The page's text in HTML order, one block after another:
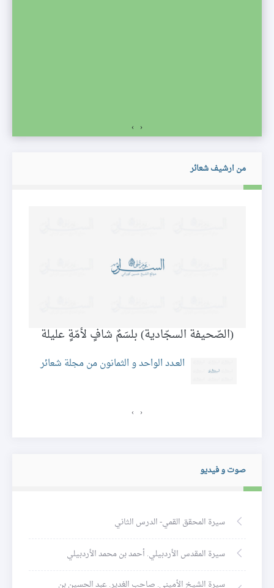
‹
›
من ارشيف شعائر
(الصّحيفة السجّادية) بلسَمٌ شافٍ لأمّةٍ عليلة
العـدد الواحد و الثمانون من مجلة شعائر
‹
›
صوت و فيديو
سيرة المحقق القمي- الدرس الثاني
سيرة المقدس الأردبيلي. أحمد بن محمد الأردبيلي
سيرة الشيخ الأميني. صاحب الغدير. عبد الحسين بن